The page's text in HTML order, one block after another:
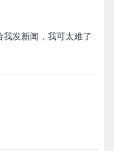
我发新闻，我可太难了